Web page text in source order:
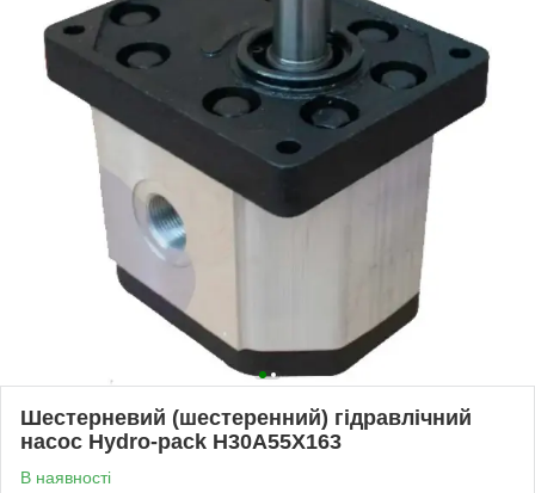
Шестерневий (шестеренний) гідравлічний
насос Hydro-pack H30A55X163
В наявності